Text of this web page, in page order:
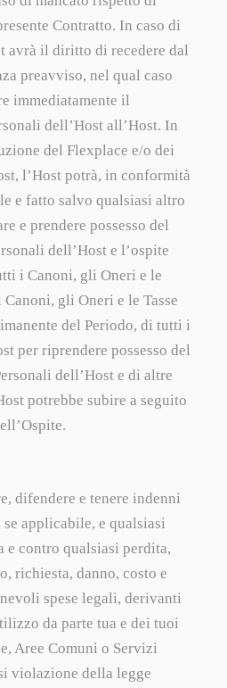
Contratto. In caso di
avrà il diritto di recedere dal
preavviso, nel qual caso
immediatamente il
dell’Host all’Host. In
del Flexplace e/o dei
l’Host potrà, in conformità
e fatto salvo qualsiasi altro
e prendere possesso del
dell’Host e l’ospite
i Canoni, gli Oneri e le
gli Oneri e le Tasse
del Periodo, di tutti i
per riprendere possesso del
dell’Host e di altre
potrebbe subire a seguito
difendere e tenere indenni
applicabile, e qualsiasi
e contro qualsiasi perdita,
richiesta, danno, costo e
spese legali, derivanti
da parte tua e dei tuoi
Aree Comuni o Servizi
violazione della legge